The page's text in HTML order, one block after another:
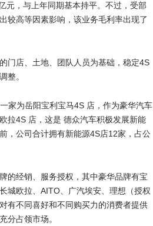
元，与上年同期基本持平。不过，受部
较高等因素影响，该业务毛利率出现了
门店、土地、团队人员为基础，稳定4S
整。
家为岳阳宝利宝马4S 店，作为豪华汽车
拉4S 店，这是 德众汽车积极发展新能
，公司合计拥有新能源4S店12家，占公
的经销、服务授权，其中豪华品牌有宝
城欧拉、AITO、广汽埃安、理想（授权
有不同喜好和不同购买力的消费者提供
分占领市场。